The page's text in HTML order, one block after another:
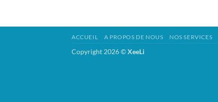
ACCUEIL A PROPOS DE NOUS NOS SERVICES
Copyright 2026 ©XeeLi